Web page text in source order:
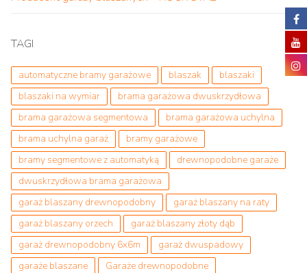
TAGI
automatyczne bramy garażowe blaszak
blaszaki
blaszaki na wymiar
brama garażowa dwuskrzydłowa
brama garażowa segmentowa
brama garażowa uchylna
brama uchylna garaż
bramy garażowe
bramy segmentowe z automatyką
drewnopodobne garaże
dwuskrzydłowa brama garażowa
garaż blaszany drewnopodobny
garaż blaszany na raty
garaż blaszany orzech
garaż blaszany złoty dąb
garaż drewnopodobny 6x6m
garaż dwuspadowy
garaże blaszane
Garaże drewnopodobne